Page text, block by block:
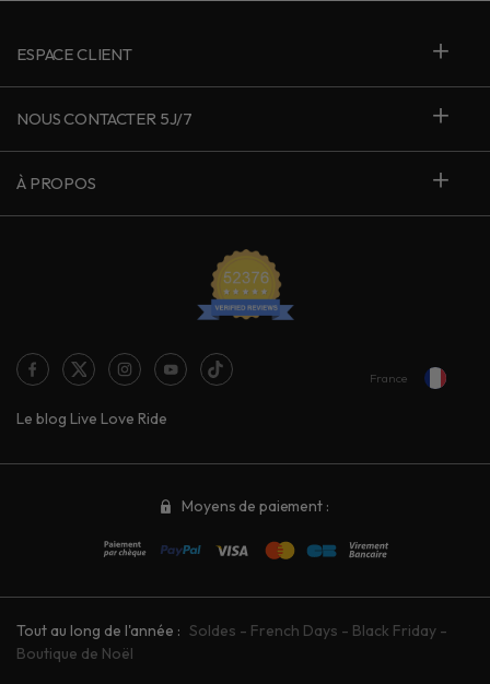
ESPACE CLIENT
NOUS CONTACTER 5J/7
À PROPOS
Le blog Live Love Ride
France
Moyens de paiement :
Tout au long de l'année : Soldes - French Days - Black Friday -
Boutique de Noël